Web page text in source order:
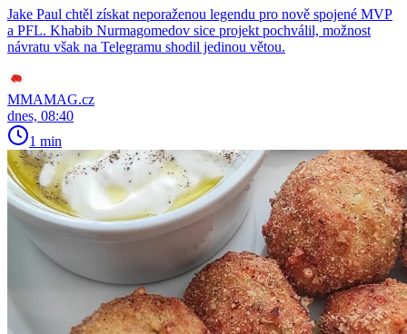
Jake Paul chtěl získat neporaženou legendu pro nově spojené MVP
a PFL. Khabib Nurmagomedov sice projekt pochválil, možnost
návratu však na Telegramu shodil jedinou větou.
MMAMAG.cz
dnes, 08:40
1 min